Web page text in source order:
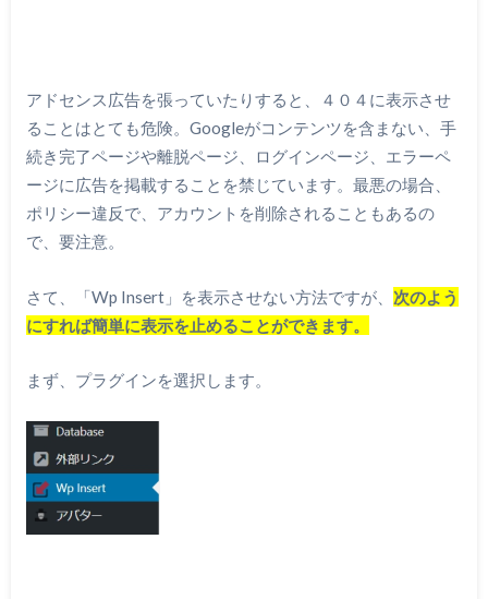
アドセンス広告を張っていたりすると、４０４に表示させ
ることはとても危険。Googleがコンテンツを含まない、手
続き完了ページや離脱ページ、ログインページ、エラーペ
ージに広告を掲載することを禁じています。最悪の場合、
ポリシー違反で、アカウントを削除されることもあるの
で、要注意。
さて、「Wp Insert」を表示させない方法ですが、 次のよう
にすれば簡単に表示を止めることができます。
まず、プラグインを選択します。